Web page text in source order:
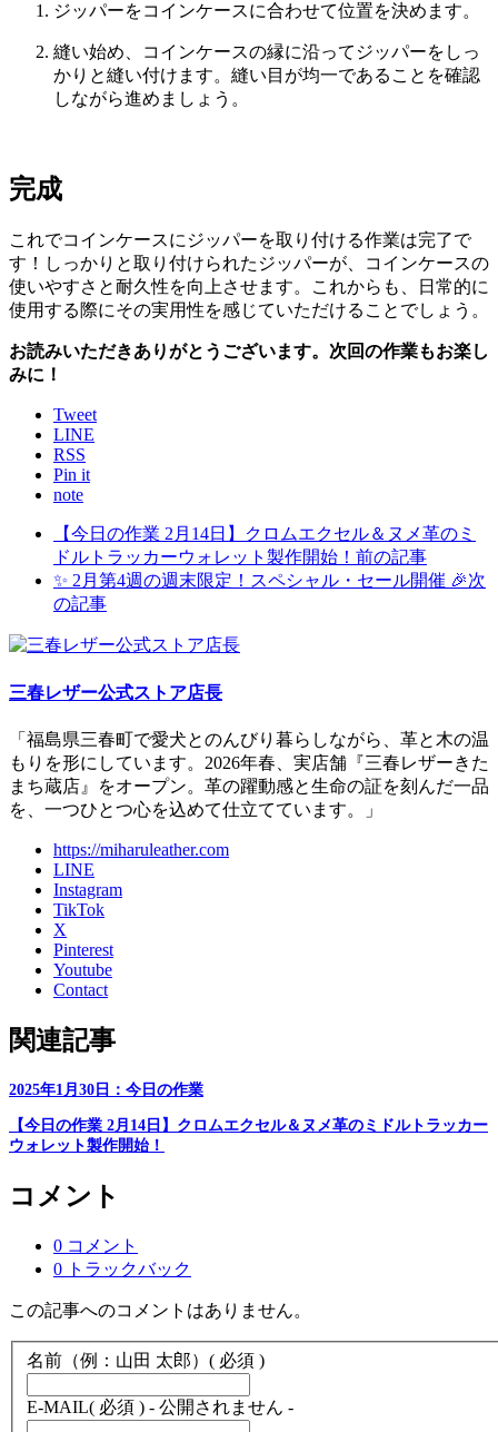
ジッパーをコインケースに合わせて位置を決めます。
縫い始め、コインケースの縁に沿ってジッパーをしっ
かりと縫い付けます。縫い目が均一であることを確認
しながら進めましょう。
完成
これでコインケースにジッパーを取り付ける作業は完了で
す！しっかりと取り付けられたジッパーが、コインケースの
使いやすさと耐久性を向上させます。これからも、日常的に
使用する際にその実用性を感じていただけることでしょう。
お読みいただきありがとうございます。次回の作業もお楽し
みに！
Tweet
LINE
RSS
Pin it
note
【今日の作業 2月14日】クロムエクセル＆ヌメ革のミ
ドルトラッカーウォレット製作開始！ 前の記事
✨ 2月第4週の週末限定！スペシャル・セール開催 🎉次
の記事
三春レザー公式ストア店長
「福島県三春町で愛犬とのんびり暮らしながら、革と木の温
もりを形にしています。2026年春、実店舗『三春レザーきた
まち蔵店』をオープン。革の躍動感と生命の証を刻んだ一品
を、一つひとつ心を込めて仕立てています。」
https://miharuleather.com
LINE
Instagram
TikTok
X
Pinterest
Youtube
Contact
関連記事
2025年1月30日：今日の作業
【今日の作業 2月14日】クロムエクセル＆ヌメ革のミドルトラッカー
ウォレット製作開始！
コメント
0 コメント
0 トラックバック
この記事へのコメントはありません。
名前（例：山田 太郎） ( 必須 )
E-MAIL( 必須 ) - 公開されません -